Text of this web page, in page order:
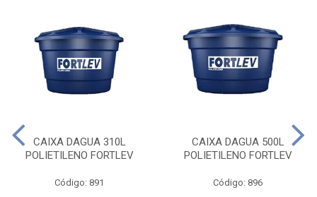
CAIXA DAGUA 310L
POLIETILENO FORTLEV
Código: 891
CAIXA DAGUA 500L
POLIETILENO FORTLEV
Código: 896